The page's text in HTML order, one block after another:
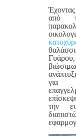
από
Γυάρου,
για
την